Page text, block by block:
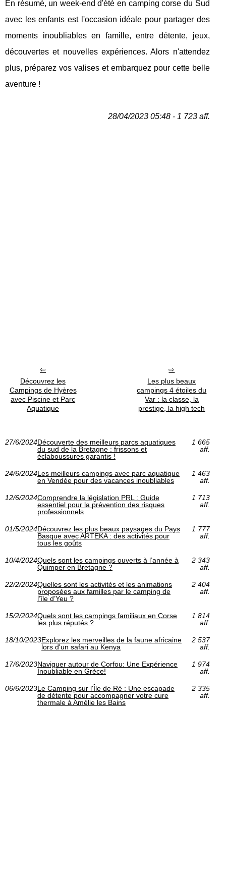
En résumé, un week-end d'été en camping corse du Sud
avec les enfants est l'occasion idéale pour partager des
moments inoubliables en famille, entre détente, jeux,
découvertes et nouvelles expériences. Alors n'attendez
plus, préparez vos valises et embarquez pour cette belle
aventure !
28/04/2023 05:48 - 1 723 aff.
Découvrez les
Campings de Hyères
avec Piscine et Parc
Aquatique
Les plus beaux
campings 4 étoiles du
Var : la classe, la
prestige, la high tech
27/6/2024Découverte des meilleurs parcs aquatiques
du sud de la Bretagne : frissons et
éclaboussures garantis !
1 665
aff.
24/6/2024Les meilleurs campings avec parc aquatique
en Vendée pour des vacances inoubliables
1 463
aff.
12/6/2024Comprendre la législation PRL : Guide
essentiel pour la prévention des risques
professionnels
1 713
aff.
01/5/2024Découvrez les plus beaux paysages du Pays
Basque avec ARTEKA : des activités pour
tous les goûts
1 777
aff.
10/4/2024Quels sont les campings ouverts à l’année à
Quimper en Bretagne ?
2 343
aff.
22/2/2024Quelles sont les activités et les animations
proposées aux familles par le camping de
l’île d’Yeu ?
2 404
aff.
15/2/2024Quels sont les campings familiaux en Corse
les plus réputés ?
1 814
aff.
18/10/2023Explorez les merveilles de la faune africaine
lors d'un safari au Kenya
2 537
aff.
17/6/2023Naviguer autour de Corfou: Une Expérience
Inoubliable en Grèce!
1 974
aff.
06/6/2023Le Camping sur l'Île de Ré : Une escapade
de détente pour accompagner votre cure
thermale à Amélie les Bains
2 335
aff.